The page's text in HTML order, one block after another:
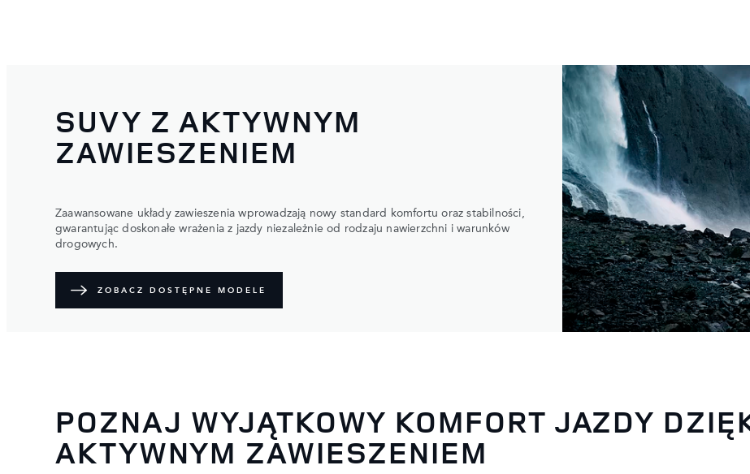
SUVY Z AKTYWNYM
ZAWIESZENIEM
Zaawansowane układy zawieszenia wprowadzają nowy standard komfortu oraz stabilności,
gwarantując doskonałe wrażenia z jazdy niezależnie od rodzaju nawierzchni i warunków
drogowych.
ZOBACZ DOSTĘPNE MODELE
POZNAJ WYJĄTKOWY KOMFORT JAZDY
AKTYWNYM ZAWIESZENIEM